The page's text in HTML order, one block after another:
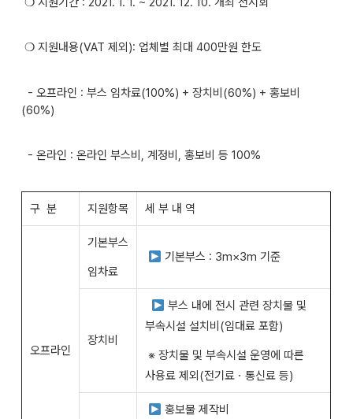
❍ 지원내용(VAT 제외): 업체별 최대 400만원 한도
- 오프라인 : 부스 임차료(100%) + 장치비(60%) + 홍보비
(60%)
- 온라인 : 온라인 부스비, 계정비, 홍보비 등 100%
구 분 지원항목 세 부 내 역
오프라인
기본부스
임차료
기본부스 : 3m×3m 기준
장치비
부스 내에 전시 관련 장치물 및
부속시설 설치비(임대료 포함)
※ 장치물 및 부속시설 운영에 따른
사용료 제외(전기료ㆍ통신료 등)
홍보물 제작비